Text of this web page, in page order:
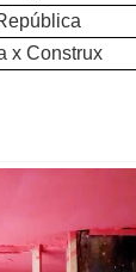
x Construx